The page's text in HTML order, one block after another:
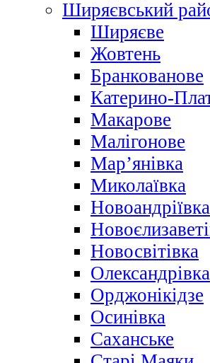
Ширяєвський
Ширяєве
Жовтень
Бранкованове
Катерино-
Макарове
Малігонове
Мар’янівка
Миколаївка
Новоандріївка
Новосвітівка
Олександрівка
Орджонікідзе
Осинівка
Саханське